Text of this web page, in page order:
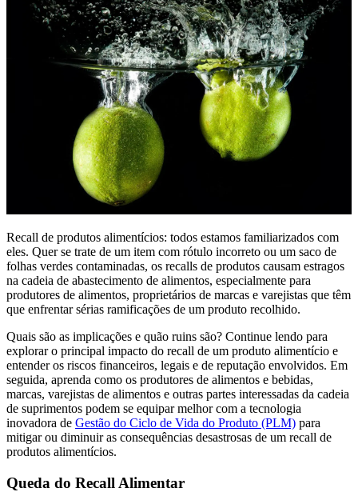
Recall de produtos alimentícios: todos estamos familiarizados com
eles. Quer se trate de um item com rótulo incorreto ou um saco de
folhas verdes contaminadas, os recalls de produtos causam estragos
na cadeia de abastecimento de alimentos, especialmente para
produtores de alimentos, proprietários de marcas e varejistas que têm
que enfrentar sérias ramificações de um produto recolhido.
Quais são as implicações e quão ruins são? Continue lendo para
explorar o principal impacto do recall de um produto alimentício e
entender os riscos financeiros, legais e de reputação envolvidos. Em
seguida, aprenda como os produtores de alimentos e bebidas,
marcas, varejistas de alimentos e outras partes interessadas da cadeia
de suprimentos podem se equipar melhor com a tecnologia
inovadora de Gestão do Ciclo de Vida do Produto (PLM) para
mitigar ou diminuir as consequências desastrosas de um recall de
produtos alimentícios.
Queda do Recall Alimentar